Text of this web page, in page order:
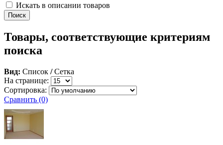
Искать в описании товаров
Товары, соответствующие критериям
поиска
Вид: Список / Сетка
На странице:
Сортировка:
Сравнить (0)